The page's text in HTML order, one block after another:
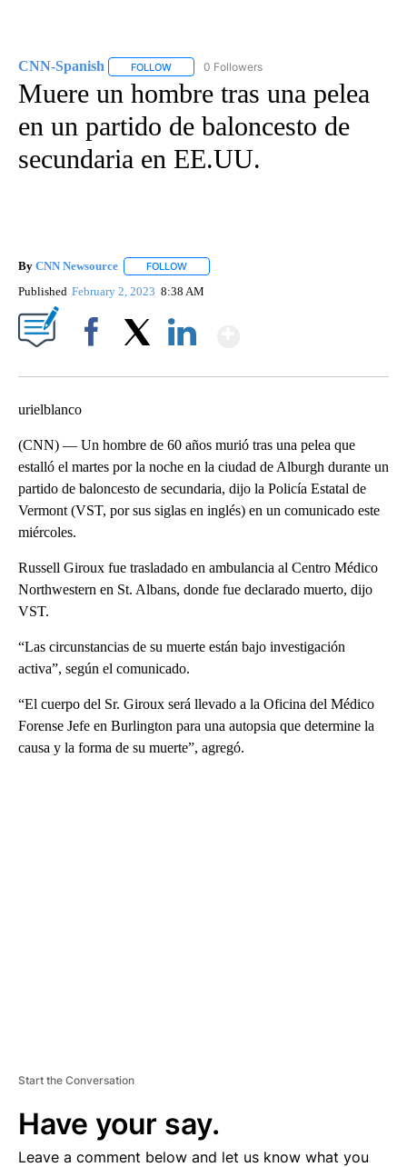
CNN-Spanish FOLLOW FOLLOW "CNN-SPANISH" TO RECEIVE
0 Followers
Muere un hombre tras una pelea
en un partido de baloncesto de
secundaria en EE.UU.
By CNN Newsource FOLLOW
Published February 2, 2023 8:38 AM
urielblanco
(CNN) — Un hombre de 60 años murió tras una pelea que
estalló el martes por la noche en la ciudad de Alburgh durante un
partido de baloncesto de secundaria, dijo la Policía Estatal de
Vermont (VST, por sus siglas en inglés) en un comunicado este
miércoles.
Russell Giroux fue trasladado en ambulancia al Centro Médico
Northwestern en St. Albans, donde fue declarado muerto, dijo
VST.
“Las circunstancias de su muerte están bajo investigación
activa”, según el comunicado.
“El cuerpo del Sr. Giroux será llevado a la Oficina del Médico
Forense Jefe en Burlington para una autopsia que determine la
causa y la forma de su muerte”, agregó.
Start the Conversation
Have your say.
Leave a comment below and let us know what you